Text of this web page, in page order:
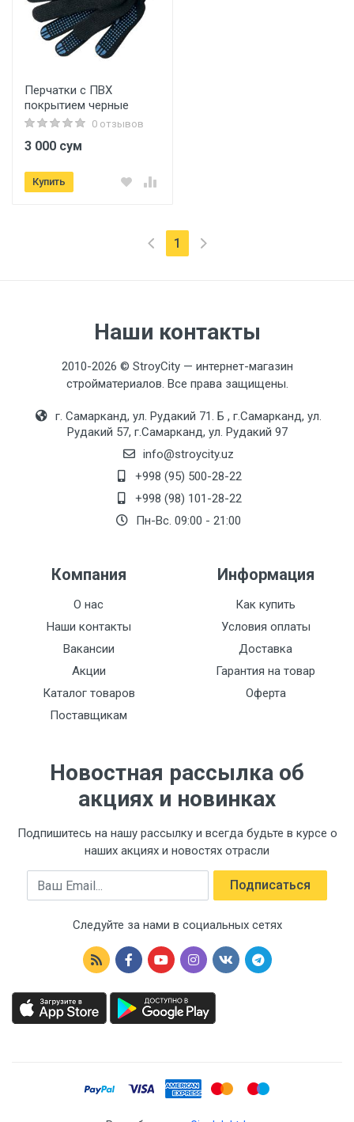
Перчатки с ПВХ
покрытием черные
0 отзывов
3 000 сум
Купить
1 (текущая)
Наши контакты
2010-2026 © StroyCity — интернет-магазин
стройматериалов. Все права защищены.
г. Самарканд, ул. Рудакий 71. Б , г.Самарканд, ул.
Рудакий 57, г.Самарканд, ул. Рудакий 97
info@stroycity.uz
+998 (95) 500-28-22
+998 (98) 101-28-22
Пн-Вс. 09:00 - 21:00
Компания
О нас
Наши контакты
Вакансии
Акции
Каталог товаров
Поставщикам
Информация
Как купить
Условия оплаты
Доставка
Гарантия на товар
Оферта
Новостная рассылка об
акциях и новинках
Подпишитесь на нашу рассылку и всегда будьте в курсе о
наших акциях и новостях отрасли
Email Подписаться
Следуйте за нами в социальных сетях